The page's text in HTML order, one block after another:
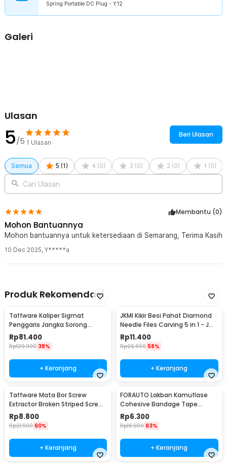
Kelengkapan Produk
Spring Portable DC Plug - Y12
Galeri
Ulasan
5/5 1 Ulasan
Beri Ulasan
Semua 5 (1 ) 4 (0) 3 (0) 2 (0) 1 (0)
Cari Ulasan
Membantu (0)
Mohon Bantuannya
Mohon bantuannya untuk ketersediaan di Semarang, Terima Kasih
10 Dec 2025, Y*****a
Produk Rekomendasi
Taffware Kaliper Sigmat
Penggaris Jangka Sorong
Digital LCD 150mm - SH20
Rp81.400
Rp129.900 38%
+ Keranjang
JKMI Kikir Besi Pahat Diamond
Needle Files Carving 5 in 1 - JM-
FL1-1
Rp11.400
Rp26.900 58%
+ Keranjang
Taffware Mata Bor Screw
Extractor Broken Striped Screw
Remover 4 PCS - S2
Rp8.800
Rp21.900 60%
+ Keranjang
FORAUTO Lakban Kamuflase
Cohesive Bandage Tape
Hunting 4.5M 50mm - H10
Rp6.300
Rp16.900 63%
+ Keranjang